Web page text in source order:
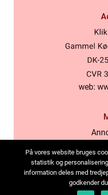
web:
På vores website bruges
statistik og
information deles med
godkender